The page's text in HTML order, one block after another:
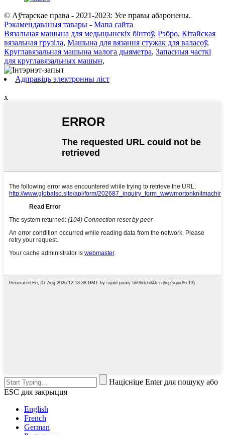
© Аўтарскае права - 2021-2023: Усе правы абаронены.
Рэкамендаваныя тавары - Мапа сайта
Вязальная машына для медыцынскіх бінтоў, Рэбро, Кітайская
вязальная грузіла, Машына для вязання стужак для валасоў,
Круглавязальная машына малога дыяметра, Запасныя часткі
для круглавязальных машын,
Адправіць электронны ліст
x
Націсніце Enter для пошуку або
ESC для закрыцця
English
French
German